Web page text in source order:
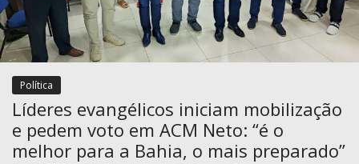
Política
Líderes evangélicos iniciam mobilização
e pedem voto em ACM Neto: “é o
melhor para a Bahia, o mais preparado”